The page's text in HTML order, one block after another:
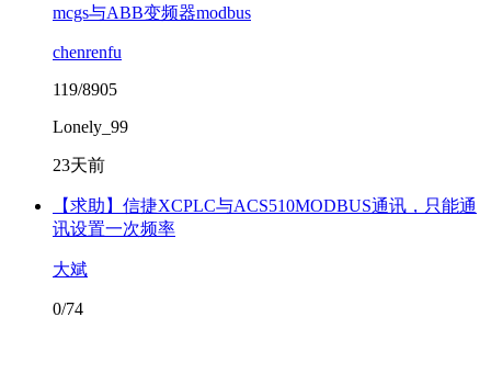
mcgs与ABB变频器modbus
chenrenfu
119/8905
Lonely_99
23天前
【求助】信捷XCPLC与ACS510MODBUS通讯，只能通
讯设置一次频率
大斌
0/74